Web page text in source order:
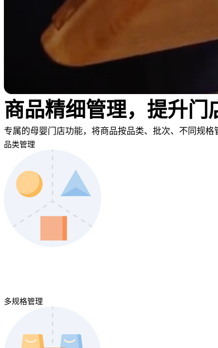
商品精细管理，提升门
专属的母婴门店功能，将商品按品类、批次、不同规
品类管理
多规格管理